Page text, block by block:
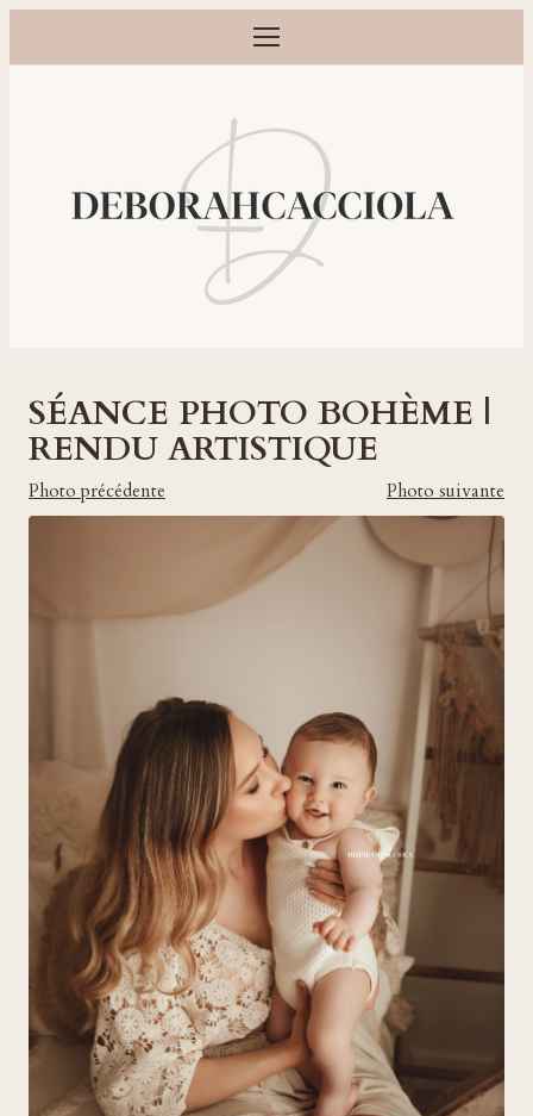
Ouvrir le menu
Photographe grossesse, naissance, bébé et famille à Orléans
SÉANCE PHOTO BOHÈME |
RENDU ARTISTIQUE
Photo précédente Photo suivante